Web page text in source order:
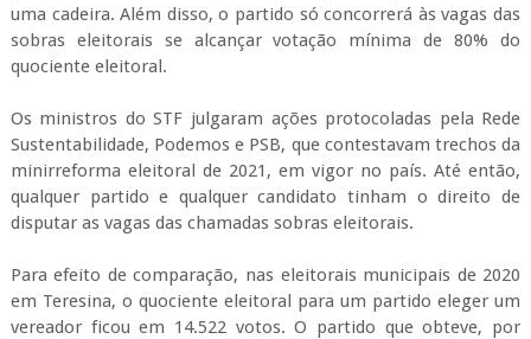
uma cadeira. Além disso, o partido só concorrerá às vagas das
sobras eleitorais se alcançar votação mínima de 80% do
quociente eleitoral.
Os ministros do STF julgaram ações protocoladas pela Rede
Sustentabilidade, Podemos e PSB, que contestavam trechos da
minirreforma eleitoral de 2021, em vigor no país. Até então,
qualquer partido e qualquer candidato tinham o direito de
disputar as vagas das chamadas sobras eleitorais.
Para efeito de comparação, nas eleitorais municipais de 2020
em Teresina, o quociente eleitoral para um partido eleger um
vereador ficou em 14.522 votos. O partido que obteve, por